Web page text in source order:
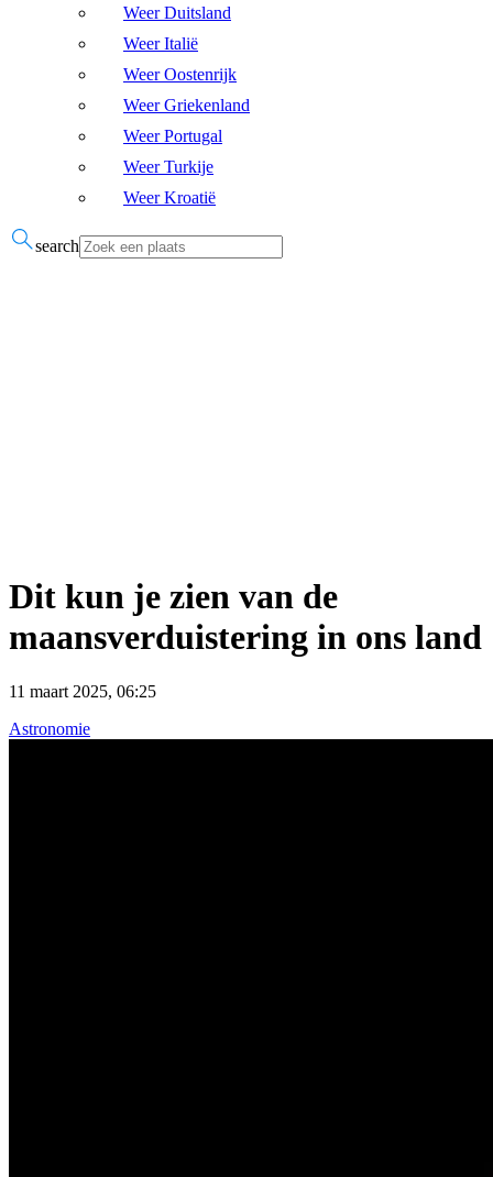
Weer Duitsland
Weer Italië
Weer Oostenrijk
Weer Griekenland
Weer Portugal
Weer Turkije
Weer Kroatië
search
Dit kun je zien van de
maansverduistering in ons land
11 maart 2025, 06:25
Astronomie